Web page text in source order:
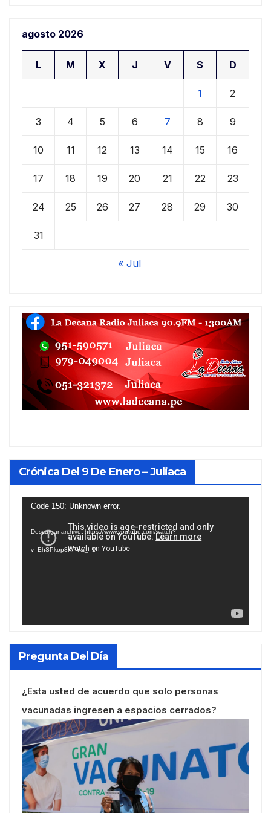
agosto 2026
L M X J V S D
1 2
3 4 5 6 7 8 9
10 11 12 13 14 15 16
17 18 19 20 21 22 23
24 25 26 27 28 29 30
31
« Jul
Crónica Del 9 De Enero – Juliaca
Reproductor
vídeo
Code 150: Unknown error.
Descargar archivo: https://www.youtube.com/watch?
v=EhSPkop8KPY&_=1
Pregunta Del Día
¿Esta usted de acuerdo que solo personas
vacunadas ingresen a espacios cerrados?